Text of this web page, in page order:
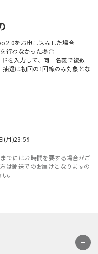
をお申し込みした場合
行わなかった場合
を入力して、同一名義で複数
選は初回の1回線のみ対象とな
(月)23:59
でにはお時間を要する場合がご
は郵送でのお届けとなりますの
。